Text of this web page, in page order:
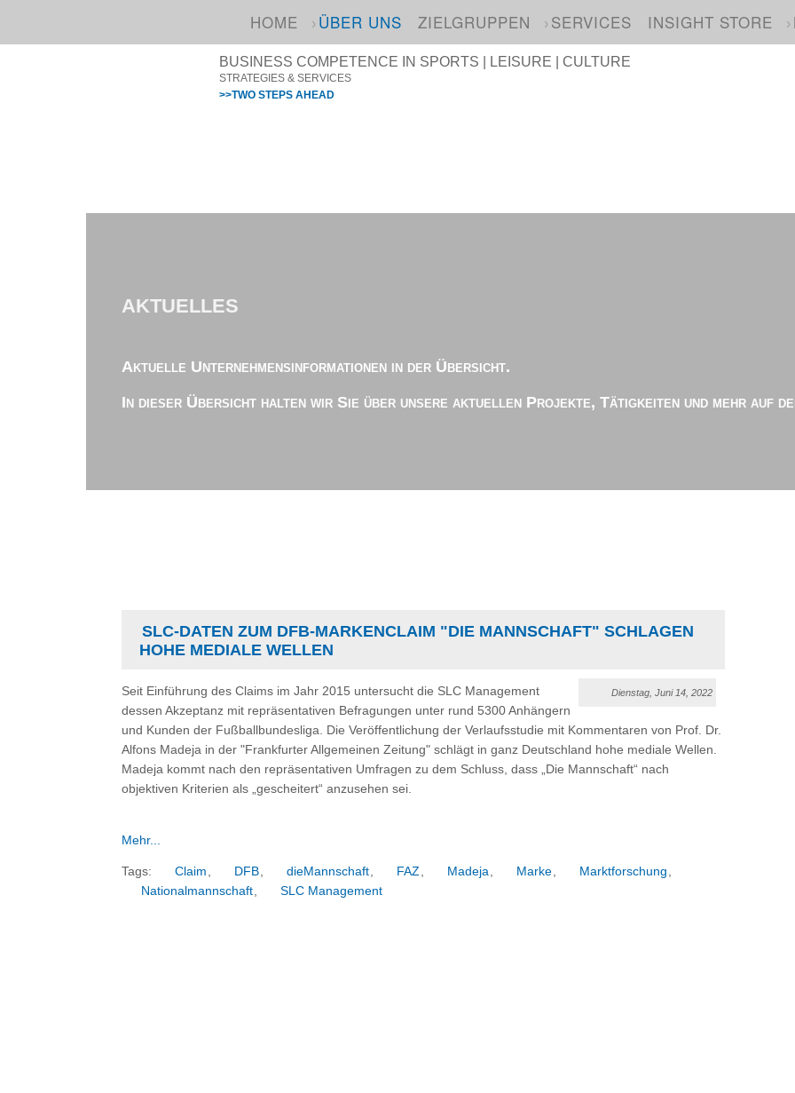
HOME ÜBER UNS ZIELGRUPPEN SERVICES INSIGHT STORE
BUSINESS COMPETENCE IN SPORTS | LEISURE | CULTURE
STRATEGIES & SERVICES
>>TWO STEPS AHEAD
AKTUELLES
Aktuelle Unternehmensinformationen in der Übersicht.
In dieser Übersicht halten wir Sie über unsere aktuellen Projekte, Tätigkeiten und mehr auf
SLC-DATEN ZUM DFB-MARKENCLAIM "DIE MANNSCHAFT" SCHLAGEN
HOHE MEDIALE WELLEN
Dienstag, Juni 14, 2022
Seit Einführung des Claims im Jahr 2015 untersucht die SLC Management
dessen Akzeptanz mit repräsentativen Befragungen unter rund 5300 Anhängern
und Kunden der Fußballbundesliga. Die Veröffentlichung der Verlaufsstudie mit Kommentaren von Prof. Dr.
Alfons Madeja in der "Frankfurter Allgemeinen Zeitung" schlägt in ganz Deutschland hohe mediale Wellen.
Madeja kommt nach den repräsentativen Umfragen zu dem Schluss, dass „Die Mannschaft“ nach
objektiven Kriterien als „gescheitert“ anzusehen sei.
Mehr...
Tags: Claim , DFB, dieMannschaft, FAZ, Madeja, Marke, Marktforschung ,
Nationalmannschaft, SLC Management